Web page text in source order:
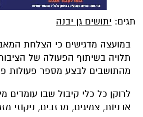
תגים: יתושים גן יבנה
במועצה מדגישים כי הצלחת
תלויה בשיתוף הפעולה של
מהתושבים לבצע מספר פעולות
לרוקן כל כלי קיבול שבו עומדים
אדניות, צמיגים, מרזבים, ניקוזי